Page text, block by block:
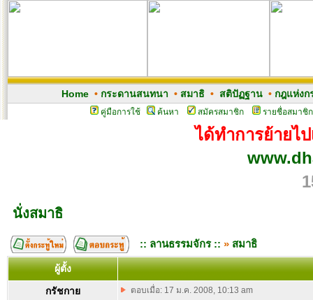
Home• กระดานสนทนา • สมาธิ• สติปัฏฐาน• กฎแห่งก
คู่มือการใช้ ค้นหา สมัครสมาชิก รายชื่อสมาชิก
ได้ทำการย้ายไ
นั่งสมาธิ
:: ลานธรรมจักร :: » สมาธิ
ผู้ตั้ง
กรัชกาย
ตอบเมื่อ: 17 ม.ค. 2008, 10:13 am